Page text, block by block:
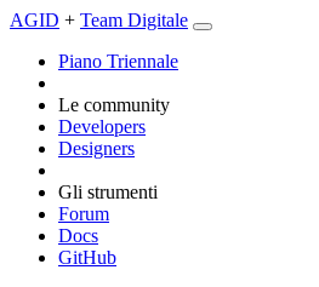
AGID + Team Digitale
Piano Triennale
Le community
Developers
Designers
Gli strumenti
Forum
Docs
GitHub